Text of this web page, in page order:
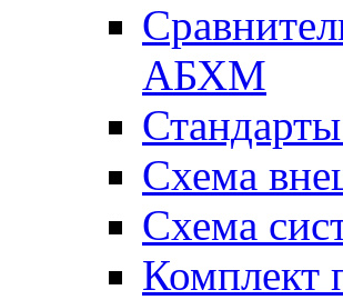
АБХМ
Схема
Схема
Комплект